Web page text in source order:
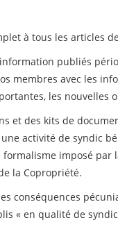
à tous les articles
publiés
membres avec les
les nouvelles
et des kits de
activité de syndic
formalisme imposé par
la Copropriété.
conséquences
« en qualité de
liste des articles
article dans mes favoris
retrouver ci-après
juillet 2022 qui